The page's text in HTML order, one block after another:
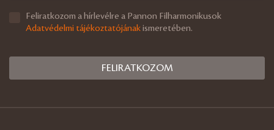
Feliratkozom a hírlevélre a Pannon Filharmonikusok
Adatvédelmi tájékoztatójánakismeretében.